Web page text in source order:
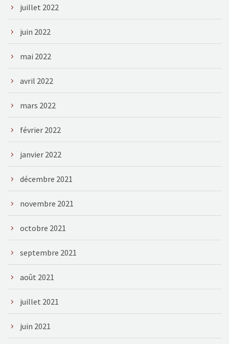
juillet 2022
juin 2022
mai 2022
avril 2022
mars 2022
février 2022
janvier 2022
décembre 2021
novembre 2021
octobre 2021
septembre 2021
août 2021
juillet 2021
juin 2021